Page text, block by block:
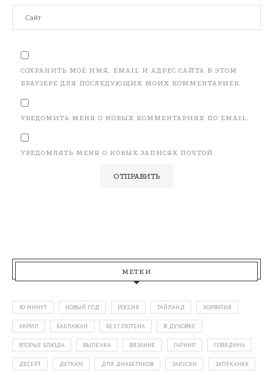
СОХРАНИТЬ МОЁ ИМЯ, EMAIL И АДРЕС САЙТА В ЭТОМ
БРАУЗЕРЕ ДЛЯ ПОСЛЕДУЮЩИХ МОИХ КОММЕНТАРИЕВ.
УВЕДОМИТЬ МЕНЯ О НОВЫХ КОММЕНТАРИЯХ ПО EMAIL.
УВЕДОМЛЯТЬ МЕНЯ О НОВЫХ ЗАПИСЯХ ПОЧТОЙ.
МЕТКИ
30 МИНУТ НОВЫЙ ГОД РОССИЯ ТАЙЛАНД ХОРВАТИЯ
АКРИЛ БАКЛАЖАН БЕЗ ГЛЮТЕНА В ДУХОВКЕ
ВТОРЫЕ БЛЮДА ВЫПЕЧКА ВЯЗАНИЕ ГАРНИР ГОВЯДИНА
ДЕСЕРТ ДЕТКАМ ДЛЯ ДИАБЕТИКОВ ЗАКУСКИ ЗАПЕКАНКА